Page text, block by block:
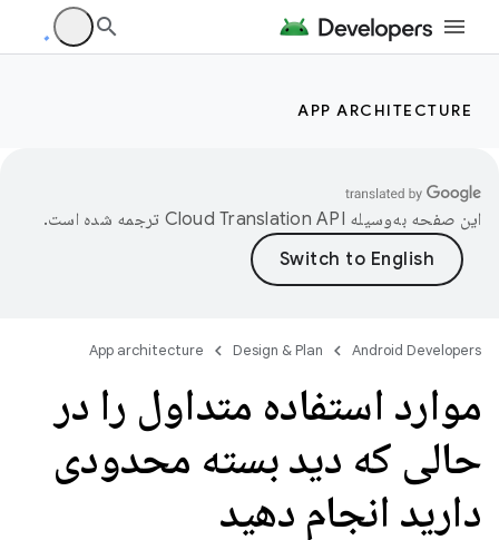
APP ARCHITECTURE
این صفحه به‌وسیله ترجمه شده است.
Android Developers
Design & Plan
App architecture
موارد استفاده متداول را در
حالی که دید بسته محدودی
دارید انجام دهید